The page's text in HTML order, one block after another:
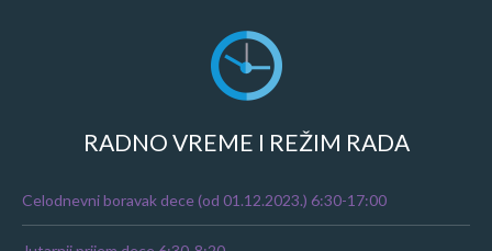
RADNO VREME I REŽIM RADA
Celodnevni boravak dece (od 01.12.2023.) 6:30-17:00